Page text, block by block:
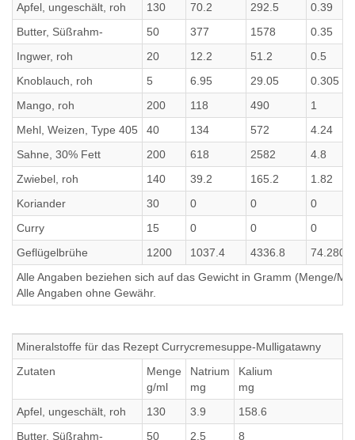
Apfel, ungeschält, roh
130 70.2 292.5
0.39
Butter, Süßrahm-
50 377 1578
0.35
Ingwer, roh
20 12.2 51.2
0.5
Knoblauch, roh
5 6.95 29.05
0.305
Mango, roh
200 118 490
1
Mehl, Weizen, Type 405
40 134 572
4.24
Sahne, 30% Fett
200 618 2582
4.8
Zwiebel, roh
140 39.2 165.2
1.82
Koriander
30 0 0
0
Curry
15 0 0
0
Geflügelbrühe
1200 1037.4 4336.8
Alle Angaben beziehen sich auf das Gewicht in Gramm (Menge/
Alle Angaben ohne Gewähr.
Mineralstoffe für das Rezept Currycremesuppe-Mulligatawny
Zutaten
Menge
g/ml
Natrium
mg
Kalium
mg
Apfel, ungeschält, roh
130 3.9
158.6
Butter, Süßrahm-
50 2.5
8